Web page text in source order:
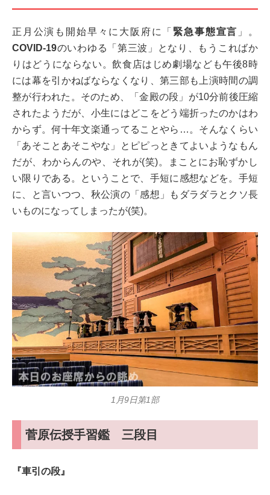
正月公演も開始早々に大阪府に「 緊急事態宣言 」。
COVID-19のいわゆる「第三波」となり、もうこればか
りはどうにならない。飲食店はじめ劇場なども午後8時
には幕を引かねばならなくなり、第三部も上演時間の調
整が行われた。そのため、「金殿の段」が10分前後圧縮
されたようだが、小生にはどこをどう端折ったのかはわ
からず。何十年文楽通ってることやら…。そんなくらい
「あそことあそこやな」とピピっときてよいようなもん
だが、わからんのや、それが(笑)。まことにお恥ずかし
い限りである。ということで、手短に感想などを。手短
に、と言いつつ、秋公演の「感想」もダラダラとクソ長
いものになってしまったが(笑)。
1月9日第1部
菅原伝授手習鑑 三段目
『車引の段』